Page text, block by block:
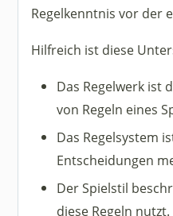
Regelkenntnis vor der
Hilfreich ist diese
Das Regelwerk ist
von Regeln eines
Das Regelsystem
Entscheidungen
Der Spielstil
diese Regeln nutzt.